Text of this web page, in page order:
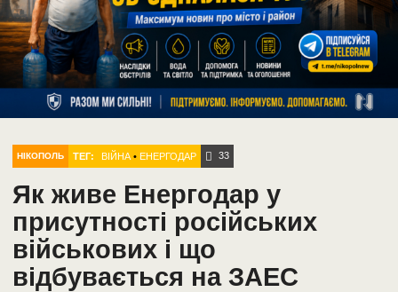
НІКОПОЛЬ ТЕГ: ВІЙНА •ЕНЕРГОДАР 33
Як живе Енергодар у
присутності російських
військових і що
відбувається на ЗАЕС